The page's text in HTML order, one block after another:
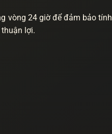
vòng 24 giờ để đảm bảo tính
lợi.